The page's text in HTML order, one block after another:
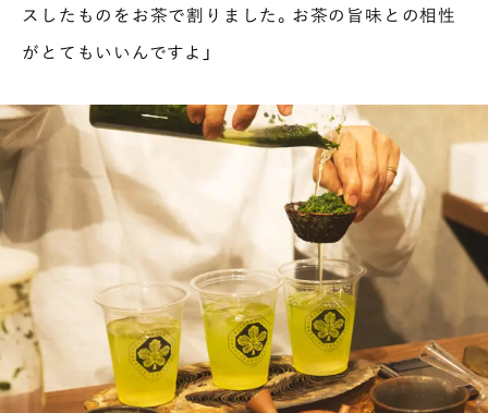
スしたものをお茶で割りました。お茶の旨味との相性
がとてもいいんですよ」